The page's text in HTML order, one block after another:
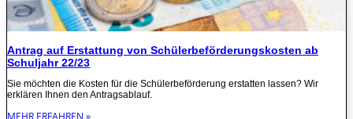
Antrag auf Erstattung von Schülerbeförderungskosten ab
Schuljahr 22/23
Sie möchten die Kosten für die Schülerbeförderung erstatten lassen? Wir
erklären Ihnen den Antragsablauf.
MEHR ERFAHREN »